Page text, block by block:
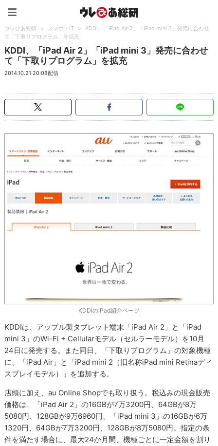
ウレぴあ総研 > スマホ・IT >
KDDI、「iPad Air 2」「iPad mini 3」発売に合わせ
て「下取りプログラム」を拡充
KDDI、「iPad Air 2」「iPad mini 3」発売に合わせ
て「下取りプログラム」を拡充
2014.10.21 20:08配信
KDDIのiPad紹介ページ
KDDIは、アップル製タブレット端末「iPad Air 2」と「iPad
mini 3」のWi-Fi + Cellularモデル（セルラーモデル）を10月
24日に発売する。また同日、「下取りプログラム」の対象機種
に、「iPad Air」と「iPad mini 2（旧名称iPad mini Retinaディ
スプレイモデル）」を追加する。
店頭に加え、au Online Shopでも取り扱う。税込みの現金販売
価格は、「iPad Air 2」の16GBが7万3200円、64GBが8万
5080円、128GBが9万6960円、「iPad mini 3」の16GBが6万
1320円、64GBが7万3200円、128GBが8万5080円。指定の条
件を満たす場合に、最大24か月間、機種ごとに一定金額を割り